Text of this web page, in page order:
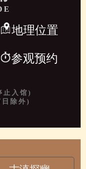
地理位置
参观预约
入馆)
除外)